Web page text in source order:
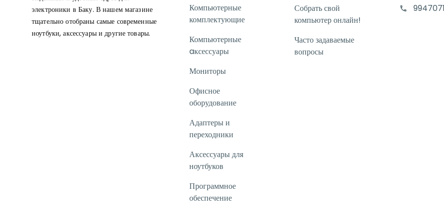
электроники в Баку. В нашем магазине
тщательно отобраны самые современные
ноутбуки, аксессуары и другие товары.
Компьютерные
комплектующие
Компьютерные
aксессуары
Мониторы
Офисное
оборудование
Адаптеры и
переходники
Аксессуары для
ноутбуков
Программное
обеспечение
Собрать свой
компьютер онлайн!
Часто задаваемые
вопросы